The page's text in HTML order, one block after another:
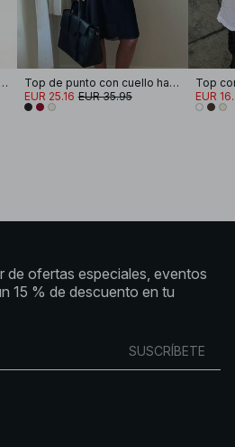
Top de punto con cuello halter
Top de punto con cuello halter
EUR 25.16 EUR 35.95 EUR
de ofertas especiales, eventos
15 % de descuento en tu
SUSCRÍBETE